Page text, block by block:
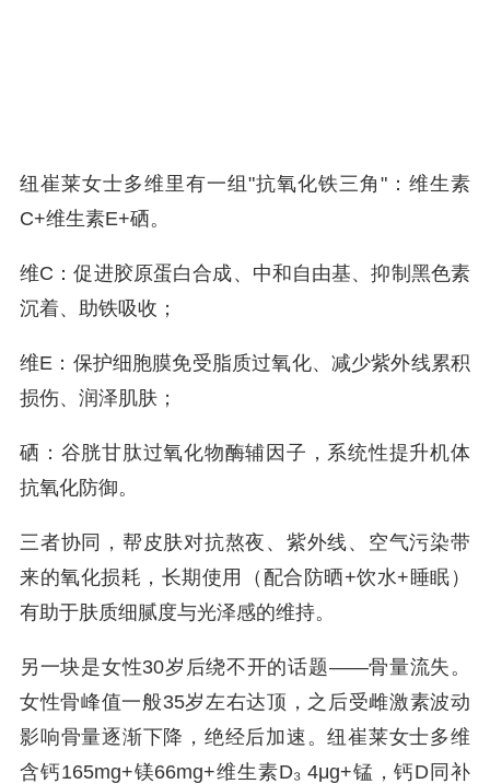
纽崔莱女士多维里有一组"抗氧化铁三角"：维生素
C+维生素E+硒。
维C：促进胶原蛋白合成、中和自由基、抑制黑色素
沉着、助铁吸收；
维E：保护细胞膜免受脂质过氧化、减少紫外线累积
损伤、润泽肌肤；
硒：谷胱甘肽过氧化物酶辅因子，系统性提升机体
抗氧化防御。
三者协同，帮皮肤对抗熬夜、紫外线、空气污染带
来的氧化损耗，长期使用（配合防晒+饮水+睡眠）
有助于肤质细腻度与光泽感的维持。
另一块是女性30岁后绕不开的话题——骨量流失。
女性骨峰值一般35岁左右达顶，之后受雌激素波动
影响骨量逐渐下降，绝经后加速。纽崔莱女士多维
含钙165mg+镁66mg+维生素D₃ 4μg+锰，钙D同补